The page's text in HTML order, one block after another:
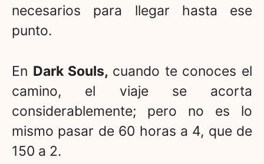
necesarios para llegar hasta ese
punto.
En Dark Souls, cuando te conoces el
camino, el viaje se acorta
considerablemente; pero no es lo
mismo pasar de 60 horas a 4, que de
150 a 2.